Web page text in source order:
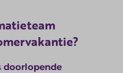
doorlopende